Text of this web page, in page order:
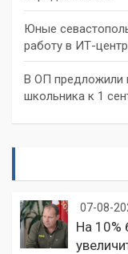
Юные
работу в ИТ-
В ОП предложили
школьника к 1
07-08-
На 10%